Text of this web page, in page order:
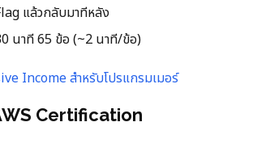
แล้วกลับมาทีหลัง
นาที 65 ข้อ (~2 นาที/ข้อ)
Income สำหรับโปรแกรมเมอร์
Certification